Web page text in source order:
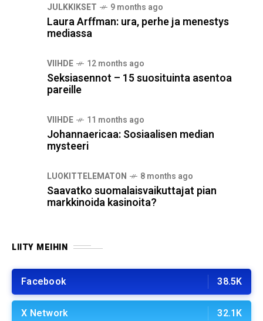
JULKKIKSET 9 months ago
Laura Arffman: ura, perhe ja menestys
mediassa
VIIHDE 12 months ago
Seksiasennot – 15 suosituinta asentoa
pareille
VIIHDE 11 months ago
Johannaericaa: Sosiaalisen median
mysteeri
LUOKITTELEMATON 8 months ago
Saavatko suomalaisvaikuttajat pian
markkinoida kasinoita?
LIITY MEIHIN
Facebook 38.5K
X Network 32.1K